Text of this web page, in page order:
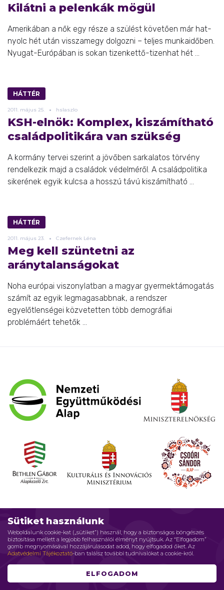
Sütiket használunk
Weboldalunk cookie-kat („sütiket”) használ, hogy a biztonságos böngészés
biztosítása mellett a legjobb felhasználói élményt nyújtsuk. Az “Elfogadom”
gomb megnyomásával hozzájárulásodat adod, hogy elfogadod őket. Az
Adatvédelmi Tájékoztató-ban találsz további tudnivalókat a cookie-król.
ELFOGADOM
Kilátni a pelenkák mögül
Amerikában a nők egy része a szülést követően már hat-
nyolc hét után visszamegy dolgozni – teljes munkaidőben.
Nyugat-Európában is sokan tizenkettő-tizenhat hét ...
HÁTTÉR
2011. május 25. hslaszlo
KSH-elnök: Komplex, kiszámítható
családpolitikára van szükség
A kormány tervei szerint a jövőben sarkalatos törvény
rendelkezik majd a családok védelméről. A családpolitika
sikerének egyik kulcsa a hosszú távú kiszámítható ...
HÁTTÉR
2011. május 23. Czefernek Léna
Meg kell szüntetni az
aránytalanságokat
Noha európai viszonylatban a magyar gyermektámogatás
számít az egyik legmagasabbnak, a rendszer
egyelőtlenségei közvetetten több demográfiai
problémáért tehetők ...
Impresszum Adatvédelmi elvek Jogi nyilatkozat
Szerzői jog © 2026 Családháló Alapítvány - Minden jog fenntartva